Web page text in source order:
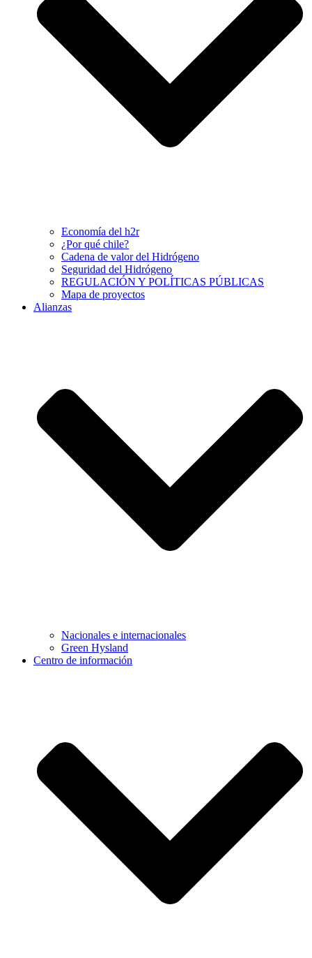
Economía del h2r
¿Por qué chile?
Cadena de valor del Hidrógeno
Seguridad del Hidrógeno
REGULACIÓN Y POLÍTICAS PÚBLICAS
Mapa de proyectos
Alianzas
Nacionales e internacionales
Green Hysland
Centro de información